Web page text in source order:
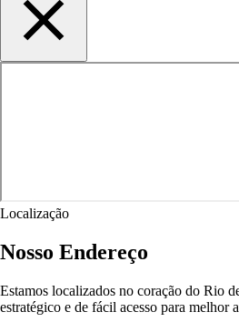
Localização
Nosso Endereço
Estamos localizados no coração do Rio
estratégico e de fácil acesso para melhor